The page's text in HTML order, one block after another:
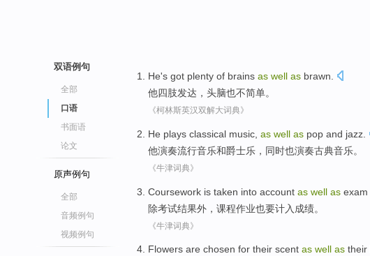
双语例句
全部
口语
书面语
论文
原声例句
全部
音频例句
视频例句
He's got plenty of brains as well as brawn
他四肢发达， 头脑也不简单。
《柯林斯英汉双解大词典》
He plays classical music as well as pop and jazz
他演奏流行音乐和爵士乐， 同时也演奏古典音乐。
《牛津词典》
Coursework is taken into account as well as exam
除考试结果外， 课程作业也要计入成绩。
《牛津词典》
Flowers are chosen for their scent as well as their